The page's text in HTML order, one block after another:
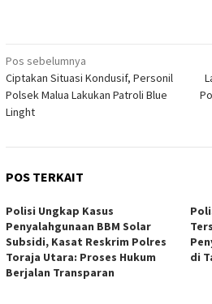
Navigasi
pos
Pos sebelumnya
Ciptakan Situasi Kondusif, Personil
Polsek Malua Lakukan Patroli Blue
Linght
POS TERKAIT
Polisi Ungkap Kasus
Penyalahgunaan BBM Solar
Subsidi, Kasat Reskrim Polres
Toraja Utara: Proses Hukum
Berjalan Transparan
di